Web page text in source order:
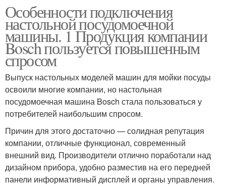
Особенности подключения
настольной посудомоечной
машины. 1 Продукция компании
Bosch пользуется повышенным
спросом
Выпуск настольных моделей машин для мойки посуды
освоили многие компании, но настольная
посудомоечная машина Bosch стала пользоваться у
потребителей наибольшим спросом.
Причин для этого достаточно — солидная репутация
компании, отличные функционал, современный
внешний вид. Производители отлично поработали над
дизайном прибора, удобно разместив на его передней
панели информативный дисплей и органы управления.